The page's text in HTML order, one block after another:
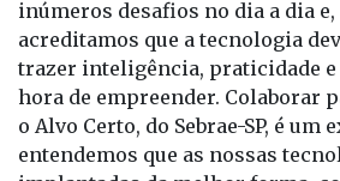
empreendedores brasileiros
inúmeros desafios no dia a dia
acreditamos que a tecnologia
trazer inteligência, praticidade e
hora de empreender. Colaborar
o Alvo Certo, do Sebrae-SP, é um